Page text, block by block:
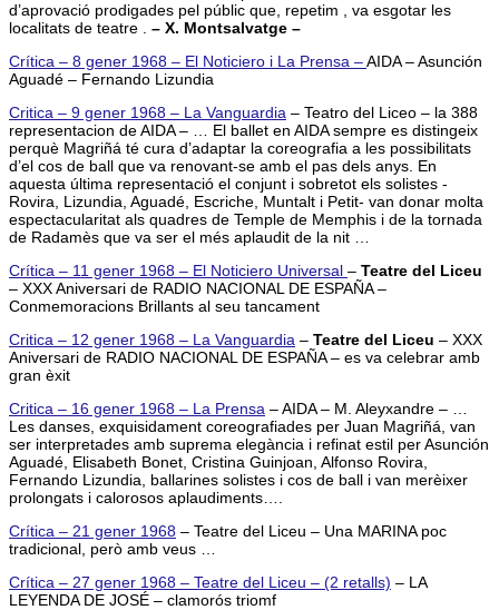
d’aprovació prodigades pel públic que, repetim , va esgotar les
localitats de teatre . – X. Montsalvatge –
Crítica – 8 gener 1968 – El Noticiero i La Prensa –AIDA – Asunción
Aguadé – Fernando Lizundia
Critica – 9 gener 1968 – La Vanguardia – Teatro del Liceo – la 388
representacion de AIDA – … El ballet en AIDA sempre es distingeix
perquè Magriñá té cura d’adaptar la coreografia a les possibilitats
d’el cos de ball que va renovant-se amb el pas dels anys. En
aquesta última representació el conjunt i sobretot els solistes -
Rovira, Lizundia, Aguadé, Escriche, Muntalt i Petit- van donar molta
espectacularitat als quadres de Temple de Memphis i de la tornada
de Radamès que va ser el més aplaudit de la nit …
Crítica – 11 gener 1968 – El Noticiero Universal – Teatre del Liceu
– XXX Aniversari de RADIO NACIONAL DE ESPAÑA –
Conmemoracions Brillants al seu tancament
Critica – 12 gener 1968 – La Vanguardia – Teatre del Liceu – XXX
Aniversari de RADIO NACIONAL DE ESPAÑA – es va celebrar amb
gran èxit
Critica – 16 gener 1968 – La Prensa – AIDA – M. Aleyxandre – …
Les danses, exquisidament coreografiades per Juan Magriñá, van
ser interpretades amb suprema elegància i refinat estil per Asunción
Aguadé, Elisabeth Bonet, Cristina Guinjoan, Alfonso Rovira,
Fernando Lizundia, ballarines solistes i cos de ball i van merèixer
prolongats i calorosos aplaudiments….
Crítica – 21 gener 1968 – Teatre del Liceu – Una MARINA poc
tradicional, però amb veus …
Crítica – 27 gener 1968 – Teatre del Liceu – (2 retalls) – LA
LEYENDA DE JOSÉ – clamorós triomf